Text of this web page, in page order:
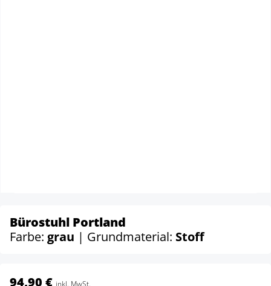
Bürostuhl Portland
Farbe: grau | Grundmaterial: Stoff
94,90 € inkl. MwSt.